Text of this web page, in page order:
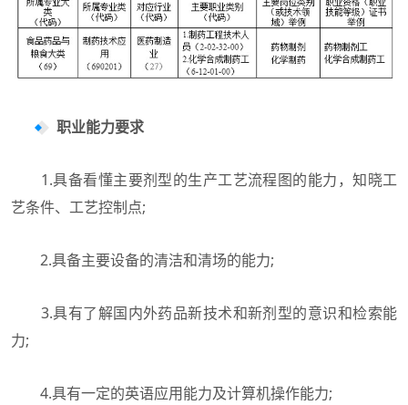
职业能力要求
1.具备看懂主要剂型的生产工艺流程图的能力，知晓工
艺条件、工艺控制点;
2.具备主要设备的清洁和清场的能力;
3.具有了解国内外药品新技术和新剂型的意识和检索能
力;
4.具有一定的英语应用能力及计算机操作能力;